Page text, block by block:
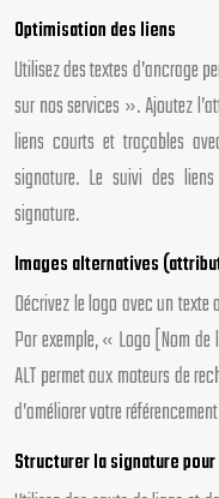
Optimisation des liens
Utilisez des textes d’ancrage
sur nos services ». Ajoutez
liens courts et traçables
signature. Le suivi des
signature.
Images alternatives
Décrivez le logo avec un
Par exemple, « Logo [Nom de
ALT permet aux moteurs de
d’améliorer votre
Structurer la signature